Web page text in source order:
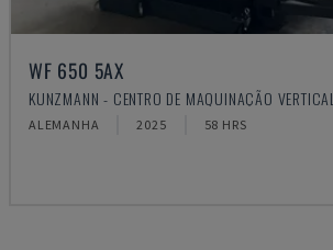
WF 650 5AX
KUNZMANN - CENTRO DE MAQUINAÇÃO VERTICAL
ALEMANHA 2025 58 HRS